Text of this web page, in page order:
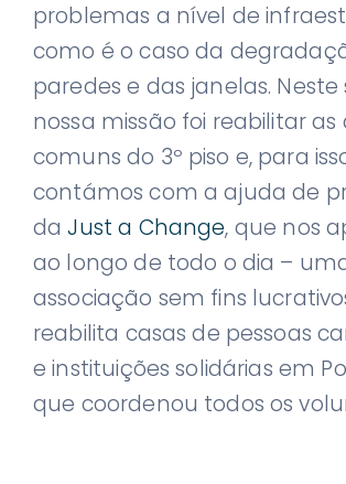
problemas a nível de
como é o caso da
paredes e das janelas. Neste
nossa missão foi reabilitar as
comuns do 3º piso e, para
contámos com a ajuda de
daJust a Change, que nos
ao longo de todo o dia –
associação sem fins
reabilita casas de pessoas
e instituições solidárias em
que coordenou todos os